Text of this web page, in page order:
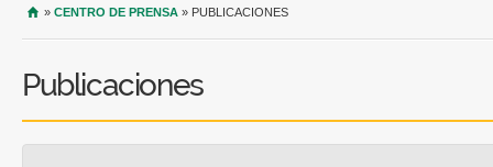
USTED SE ENCUENTRA AQUÍ
» CENTRO DE PRENSA » PUBLICACIONES
Publicaciones